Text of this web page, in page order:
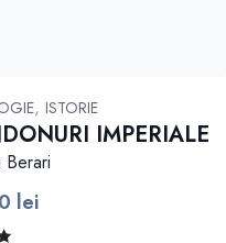
, ISTORIE
IMPERIALE
Berari
lei